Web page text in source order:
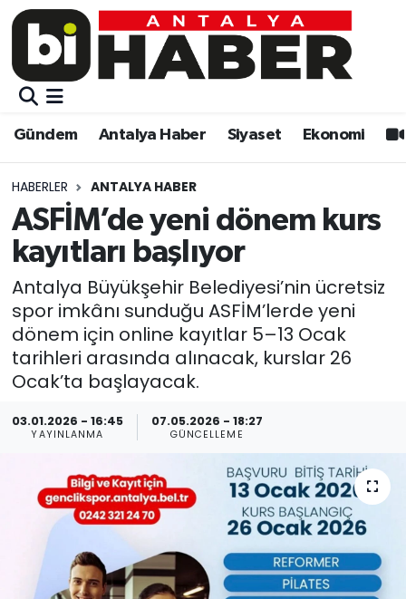
Gündem Antalya Haber Siyaset Ekonomi
HABERLER ANTALYA HABER
ASFİM’de yeni dönem kurs
kayıtları başlıyor
Antalya Büyükşehir Belediyesi’nin ücretsiz
spor imkânı sunduğu ASFİM’lerde yeni
dönem için online kayıtlar 5–13 Ocak
tarihleri arasında alınacak, kurslar 26
Ocak’ta başlayacak.
03.01.2026 - 16:45
YAYINLANMA
07.05.2026 - 18:27
GÜNCELLEME
Gündem
Siyaset
Ekonomi
Video
Eğitim
Kültür-sanat
Sağlık
Spor
Teknoloji
Resmi İlanlar
Gündem
Siyaset
Eğitim
Ekonomi
Kültür-sanat
Sağlık
Spor
Teknoloji
Yaşam
Künye
Gizlilik Sözleşmesi
Muratpaşa Nöbetçi Eczaneler
Muratpaşa Trafik Yoğunluk Haritası
Süper Lig Puan Durumu ve Fikstür
Tüm Manşetler
Son Dakika Haberleri
Haber Arşivi